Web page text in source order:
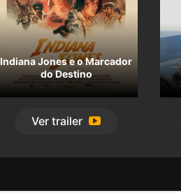
Indiana Jones e o Marcador
do Destino
Ver trailer